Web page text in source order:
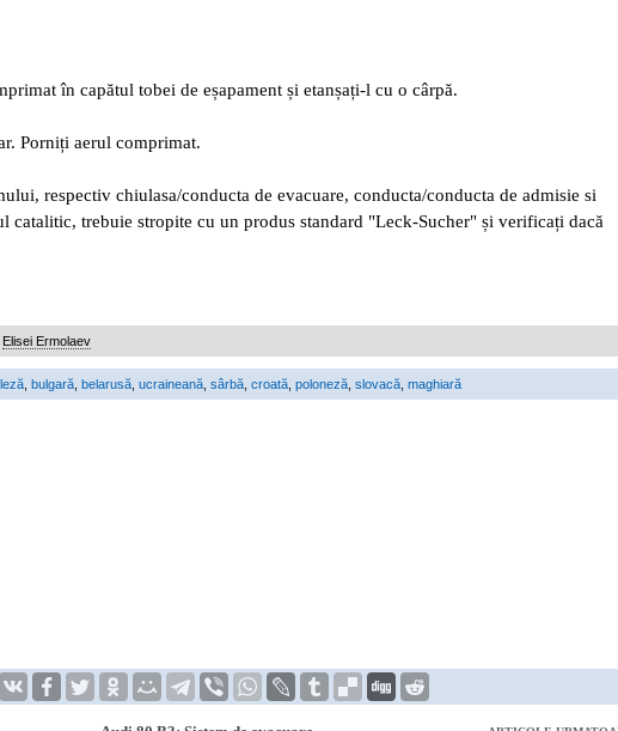
în capătul tobei de eșapament și etanșați-l cu o cârpă.
Porniți aerul comprimat.
respectiv chiulasa/conducta de evacuare, conducta/conducta de admisie si
catalitic, trebuie stropite cu un produs standard "Leck-Sucher" și verificați dacă
Elisei Ermolaev
bulgară belarusă ucraineană sârbă croată poloneză slovacă maghiară